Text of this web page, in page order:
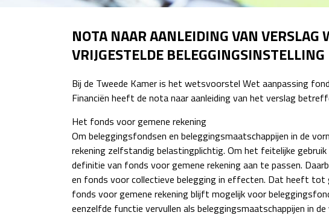
NOTA NAAR AANLEIDING VAN VERSLAG
VRIJGESTELDE BELEGGINGSINSTELLING
Bij de Tweede Kamer is het wetsvoorstel Wet aanpassing
Financiën heeft de nota naar aanleiding van het verslag
Het fonds voor gemene rekening
Om beleggingsfondsen en beleggingsmaatschappijen in de
rekening zelfstandig belastingplichtig. Om het feitelijke
definitie van fonds voor gemene rekening aan te passen.
en fonds voor collectieve belegging in effecten. Dat heeft tot
fonds voor gemene rekening blijft mogelijk voor
eenzelfde functie vervullen als beleggingsmaatschappijen in de